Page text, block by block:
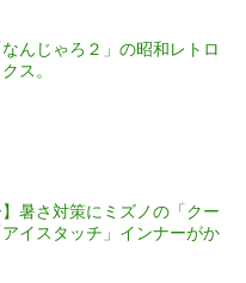
なんじゃろ２」の昭和レトロ
ス。
】暑さ対策にミズノの「クー
イスタッチ」インナーがか